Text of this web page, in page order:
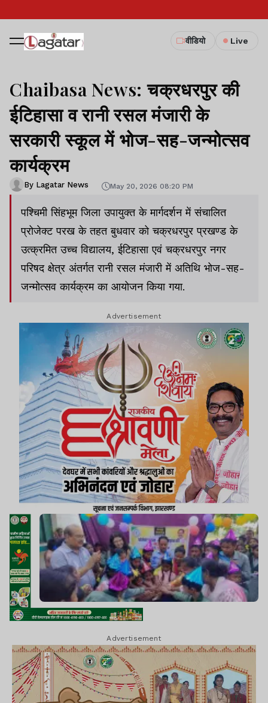
वीडियो Live
Chaibasa News: चक्रधरपुर की
ईटिहासा व रानी रसल मंजारी के
सरकारी स्कूल में भोज-सह-जन्मोत्सव
कार्यक्रम
By Lagatar News May 20, 2026 08:20 PM
पश्चिमी सिंहभूम जिला उपायुक्त के मार्गदर्शन में संचालित
प्रोजेक्ट परख के तहत बुधवार को चक्रधरपुर प्रखण्ड के
उत्क्रमित उच्च विद्यालय, ईटिहासा एवं चक्रधरपुर नगर
परिषद क्षेत्र अंतर्गत रानी रसल मंजारी में अतिथि भोज-सह-
जन्मोत्सव कार्यक्रम का आयोजन किया गया.
Advertisement
Advertisement